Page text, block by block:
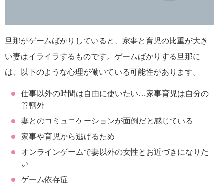
旦那がゲームばかりしていると、家事と育児の比重が大き
い妻はイライラするものです。ゲームばかりする旦那に
は、以下のような心理が働いている可能性があります。
仕事以外の時間は自由に使いたい…家事育児は自分の
管轄外
妻とのコミュニケーションが面倒だと感じている
家事や育児から逃げるため
オンラインゲームで妻以外の女性とお近づきになりた
い
ゲーム依存症